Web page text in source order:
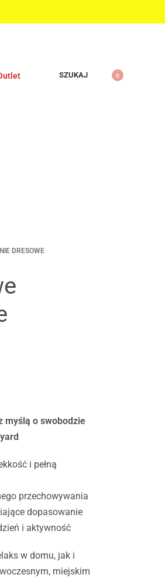
SZUKAJ 0
DRESOWE
myślą o swobodzie
i pełną
przechowywania
dopasowanie
i aktywność
w domu, jak i
miejskim